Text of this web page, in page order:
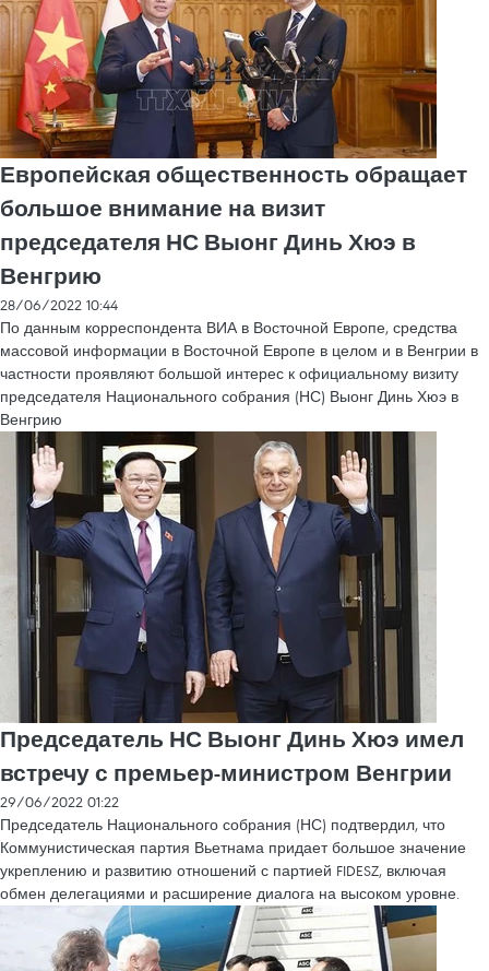
Европейская общественность обращает
большое внимание на визит
председателя НС Выонг Динь Хюэ в
Венгрию
28/06/2022 10:44
По данным корреспондента ВИА в Восточной Европе, средства
массовой информации в Восточной Европе в целом и в Венгрии в
частности проявляют большой интерес к официальному визиту
председателя Национального собрания (НС) Выонг Динь Хюэ в
Венгрию
Председатель НС Выонг Динь Хюэ имел
встречу с премьер-министром Венгрии
29/06/2022 01:22
Председатель Национального собрания (НС) подтвердил, что
Коммунистическая партия Вьетнама придает большое значение
укреплению и развитию отношений с партией FIDESZ, включая
обмен делегациями и расширение диалога на высоком уровне.